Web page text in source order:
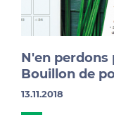
N'en perdons
Bouillon de
13.11.2018